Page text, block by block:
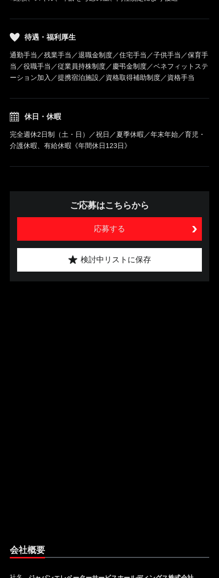
待遇・福利厚生
通勤手当／残業手当／退職金制度／住宅手当／子供手当／保育手
当／役職手当／従業員持株制度／慶弔金制度／ベネフィットステ
ーション加入／提携宿泊施設／資格取得補助制度／資格手当
休日・休暇
完全週休2日制（土・日）／祝日／夏季休暇／年末年始／育児・
介護休暇、有給休暇《年間休日123日》
ご応募はこちらから
応募する
検討中リストに保存
会社概要